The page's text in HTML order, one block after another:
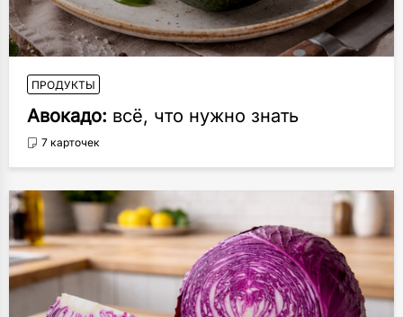
ПРОДУКТЫ
Авокадо: всё, что нужно знать
7 карточек